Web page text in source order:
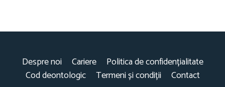
Despre noi Cariere
Politica de confidențialitate
Cod deontologic
Termeni și condiții Contact